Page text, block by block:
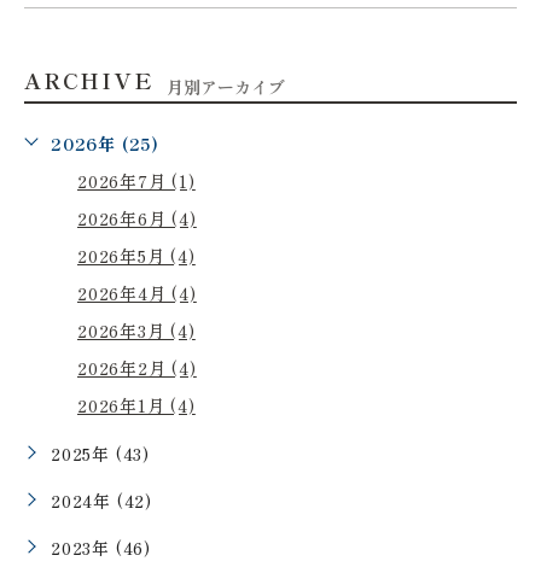
ARCHIVE 月別アーカイブ
2026年 (25)
2026年7月 (1)
2026年6月 (4)
2026年5月 (4)
2026年4月 (4)
2026年3月 (4)
2026年2月 (4)
2026年1月 (4)
2025年 (43)
2024年 (42)
2023年 (46)